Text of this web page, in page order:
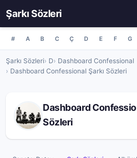
Şarkı Sözleri
# A B C Ç D E F G
Şarkı Sözleri D
Dashboard Confessional
Dashboard Confessional Şarkı Sözleri
Dashboard
Sözleri